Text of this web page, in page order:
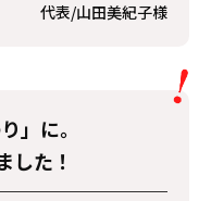
代表/山田美紀子様
」に。
した！